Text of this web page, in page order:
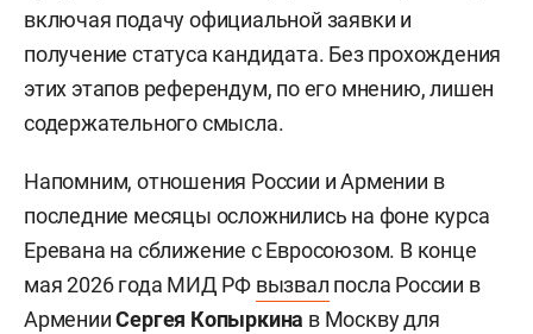
включая подачу официальной заявки и
получение статуса кандидата. Без прохождения
этих этапов референдум, по его мнению, лишен
содержательного смысла.
Напомним, отношения России и Армении в
последние месяцы осложнились на фоне курса
Еревана на сближение с Евросоюзом. В конце
мая 2026 года МИД РФ вызвал посла России в
АрменииСергея Копыркина в Москву для